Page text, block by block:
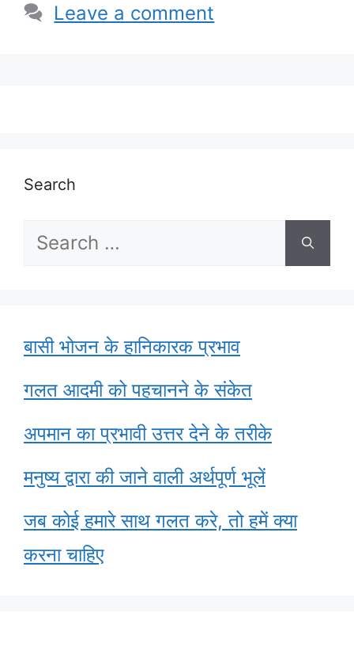
Leave a comment
Search
Search
बासी भोजन के हानिकारक प्रभाव
गलत आदमी को पहचानने के संकेत
अपमान का प्रभावी उत्तर देने के तरीके
मनुष्य द्वारा की जाने वाली अर्थपूर्ण भूलें
जब कोई हमारे साथ गलत करे, तो हमें क्या
करना चाहिए